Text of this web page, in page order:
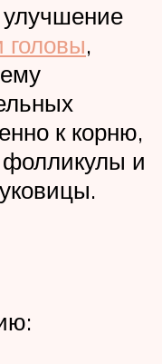
улучшение
головы,
к корню,
фолликулы и